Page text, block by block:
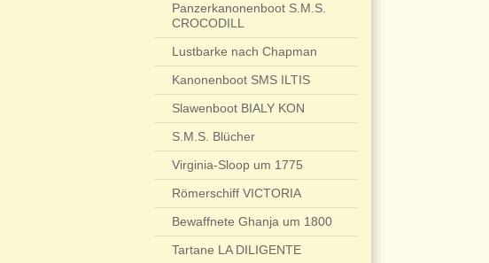
Panzerkanonenboot S.M.S.
CROCODILL
Lustbarke nach Chapman
Kanonenboot SMS ILTIS
Slawenboot BIALY KON
S.M.S. Blücher
Virginia-Sloop um 1775
Römerschiff VICTORIA
Bewaffnete Ghanja um 1800
Tartane LA DILIGENTE